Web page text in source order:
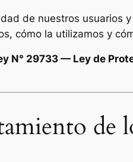
de nuestros usuarios
cómo la utilizamos y
N° 29733 — Ley de
de